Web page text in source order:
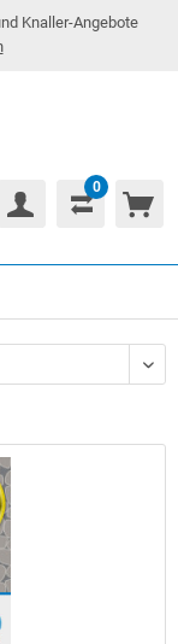
Knaller-Angebote
0